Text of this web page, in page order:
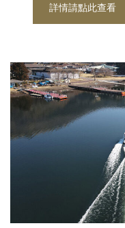
詳情請點此查看